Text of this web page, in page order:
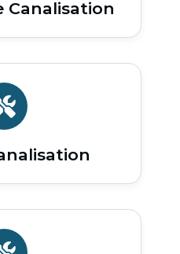
Canalisation